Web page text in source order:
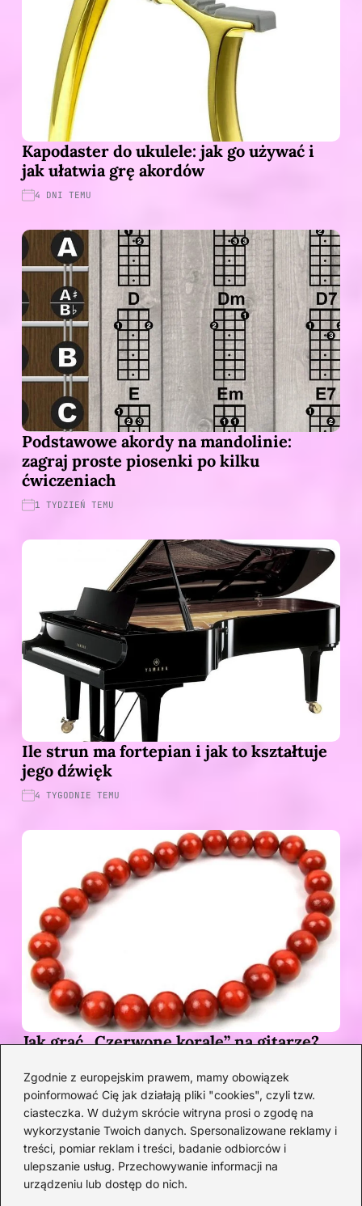
Zgodnie z europejskim prawem, mamy obowiązek
poinformować Cię jak działają pliki "cookies", czyli tzw.
ciasteczka. W dużym skrócie witryna prosi o zgodę na
wykorzystanie Twoich danych. Spersonalizowane reklamy i
treści, pomiar reklam i treści, badanie odbiorców i
ulepszanie usług. Przechowywanie informacji na
urządzeniu lub dostęp do nich.
Kapodaster do ukulele: jak go używać i
jak ułatwia grę akordów
4 DNI TEMU
Podstawowe akordy na mandolinie:
zagraj proste piosenki po kilku
ćwiczeniach
1 TYDZIEŃ TEMU
Ile strun ma fortepian i jak to kształtuje
jego dźwięk
4 TYGODNIE TEMU
Jak grać „Czerwone korale” na gitarze?
opisem
Kategorie
Artyści(33)